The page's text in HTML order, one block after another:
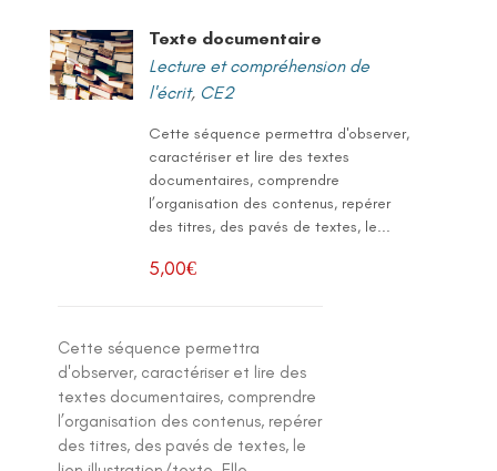
Texte documentaire
Lecture et compréhension de
l'écrit, CE2
Cette séquence permettra d'observer,
caractériser et lire des textes
documentaires, comprendre
l’organisation des contenus, repérer
des titres, des pavés de textes, le...
5,00€
Cette séquence permettra
d'observer, caractériser et lire des
textes documentaires, comprendre
l’organisation des contenus, repérer
des titres, des pavés de textes, le